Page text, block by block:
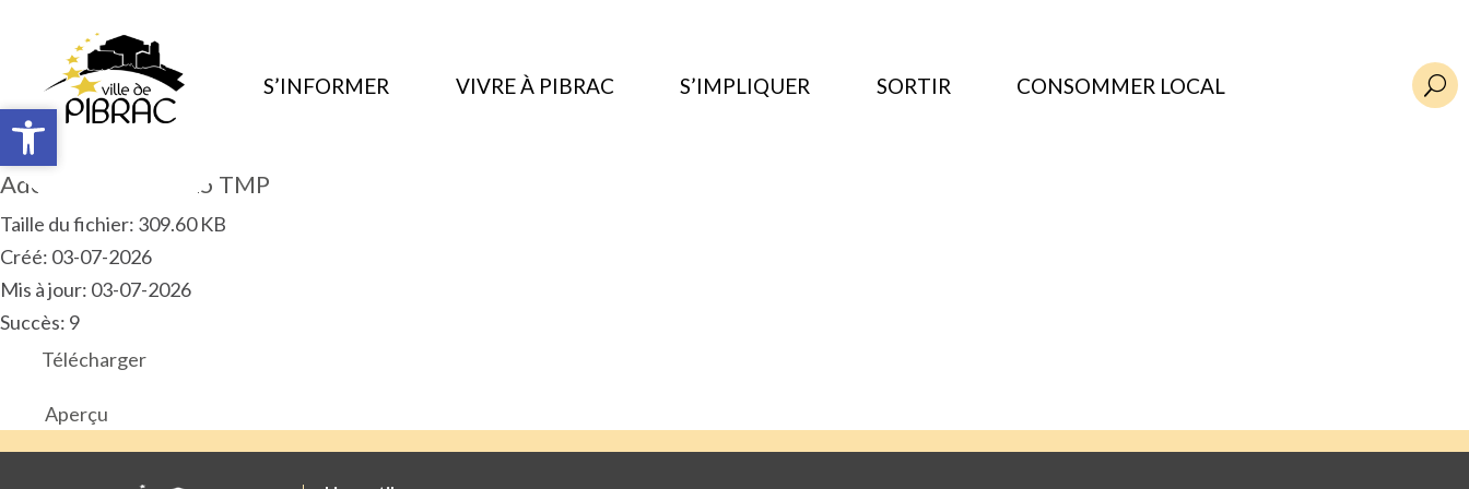
Ouvrir la barre d’outils
S’INFORMER VIVRE À PIBRAC S’IMPLIQUER SORTIR CONSOMMER LOCAL U
Adoption CFU 2025 TMP
Taille du fichier: 309.60 KB
Créé: 03-07-2026
Mis à jour: 03-07-2026
Succès: 9
Télécharger
Aperçu
Ouvrir la barre d’outils